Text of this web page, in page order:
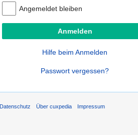
Angemeldet bleiben
Hilfe beim Anmelden
Passwort vergessen?
Datenschutz Über cuxpedia Impressum